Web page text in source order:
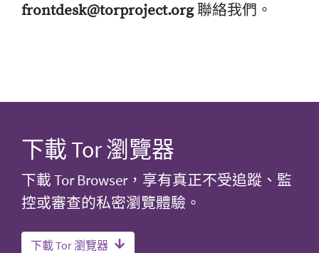
frontdesk@torproject.org聯絡我們。
下載 Tor 瀏覽器
下載 Tor Browser，享有真正不受追蹤、監
控或審查的私密瀏覽體驗。
下載 Tor 瀏覽器